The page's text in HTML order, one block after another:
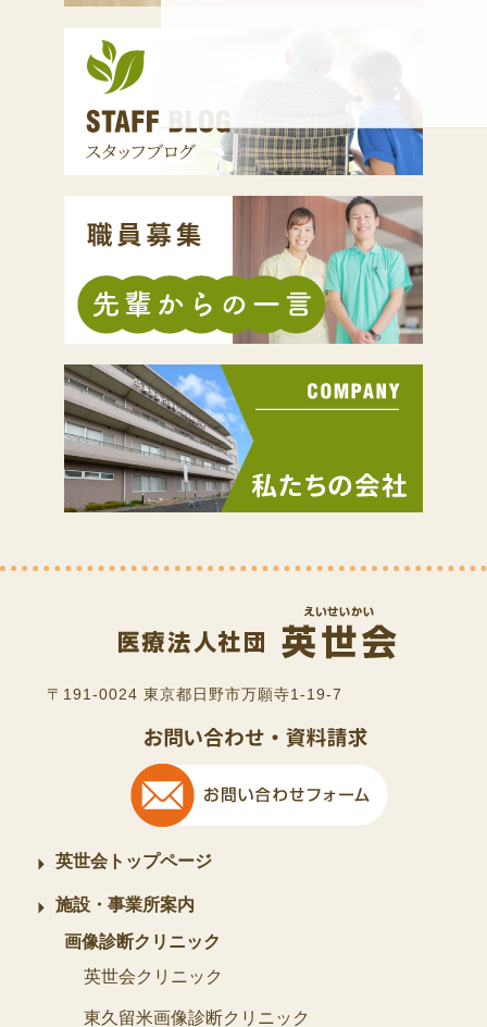
〒191-0024 東京都日野市万願寺1-19-7
英世会トップページ
施設・事業所案内
画像診断クリニック
英世会クリニック
東久留米画像診断クリニック